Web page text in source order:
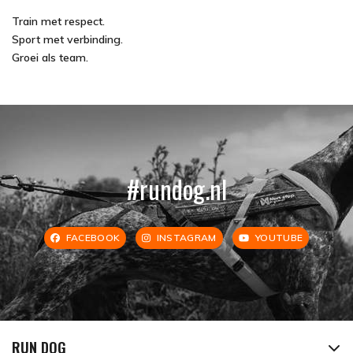
Train met respect.
Sport met verbinding.
Groei als team.
#rundog.nl
FACEBOOK INSTAGRAM YOUTUBE
RUN DOG